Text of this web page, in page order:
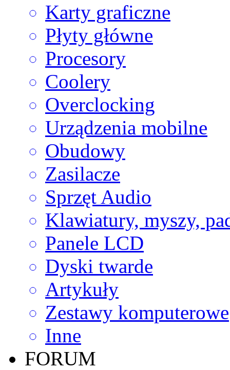
Karty graficzne
Płyty główne
Procesory
Coolery
Overclocking
Urządzenia mobilne
Obudowy
Zasilacze
Sprzęt Audio
Klawiatury, myszy,
Panele LCD
Dyski twarde
Artykuły
Zestawy komputerowe
Inne
FORUM